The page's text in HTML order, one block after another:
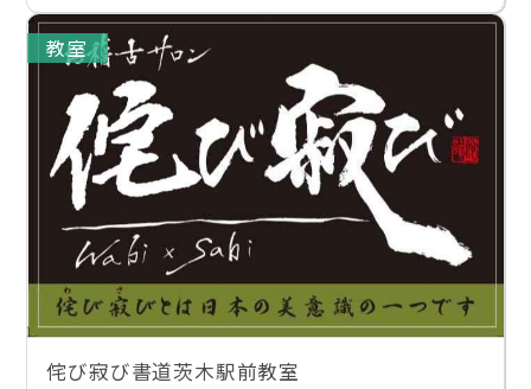
教室
侘び寂び書道茨木駅前教室